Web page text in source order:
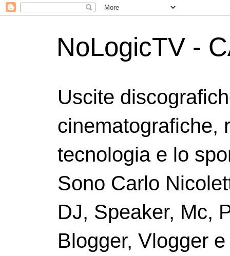
NoLogicTV -
Uscite
cinematografiche,
tecnologia e lo
Sono Carlo
DJ, Speaker, Mc,
Blogger, Vlogger